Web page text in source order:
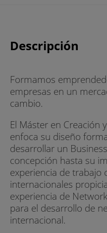
Descripción
Formamos
empresas en un
cambio.
El Máster en Creación
enfoca su diseño
desarrollar un
concepción hasta su
experiencia de
internacionales
experiencia de
para el desarrollo de
internacional.